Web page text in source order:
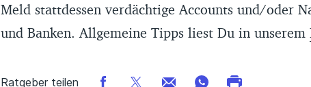
Meld stattdessen verdächtige Accounts und/oder
und Banken. Allgemeine Tipps liest Du in unserem
Ratgeber teilen